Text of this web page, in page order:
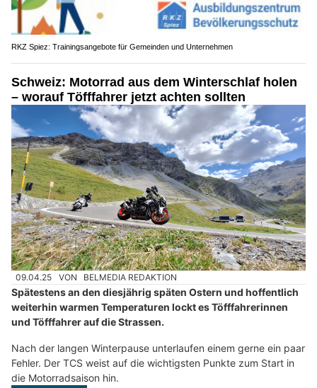
RKZ Spiez: Trainingsangebote für Gemeinden und Unternehmen
Schweiz: Motorrad aus dem Winterschlaf holen
– worauf Töfffahrer jetzt achten sollten
09.04.25 VON BELMEDIA REDAKTION
Spätestens an den diesjährig späten Ostern und hoffentlich
weiterhin warmen Temperaturen lockt es Töfffahrerinnen
und Töfffahrer auf die Strassen.
Nach der langen Winterpause unterlaufen einem gerne ein paar
Fehler. Der TCS weist auf die wichtigsten Punkte zum Start in
die Motorradsaison hin.